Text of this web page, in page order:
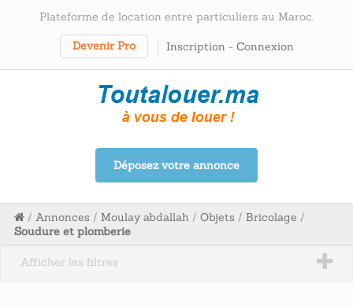
Plateforme de location entre particuliers au Maroc.
Devenir Pro Inscription - Connexion
Déposez votre annonce
/ Annonces / Moulay abdallah / Objets / Bricolage /
Soudure et plomberie
Afficher les filtres